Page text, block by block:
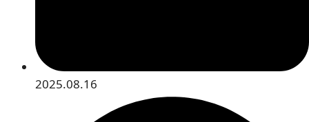
2025.08.16